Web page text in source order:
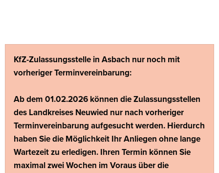
Startseite
KfZ-Zulassungsstelle in Asbach nur noch mit
vorheriger Terminvereinbarung:
Ab dem 01.02.2026 können die Zulassungsstellen
des Landkreises Neuwied nur nach vorheriger
Terminvereinbarung aufgesucht werden. Hierdurch
haben Sie die Möglichkeit Ihr Anliegen ohne lange
Wartezeit zu erledigen. Ihren Termin können Sie
maximal zwei Wochen im Voraus über die